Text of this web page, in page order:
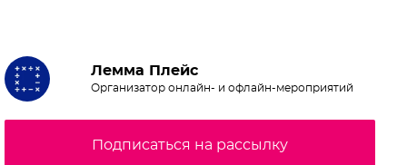
Лемма Плейс
Организатор онлайн- и офлайн-мероприятий
Подписаться на рассылку